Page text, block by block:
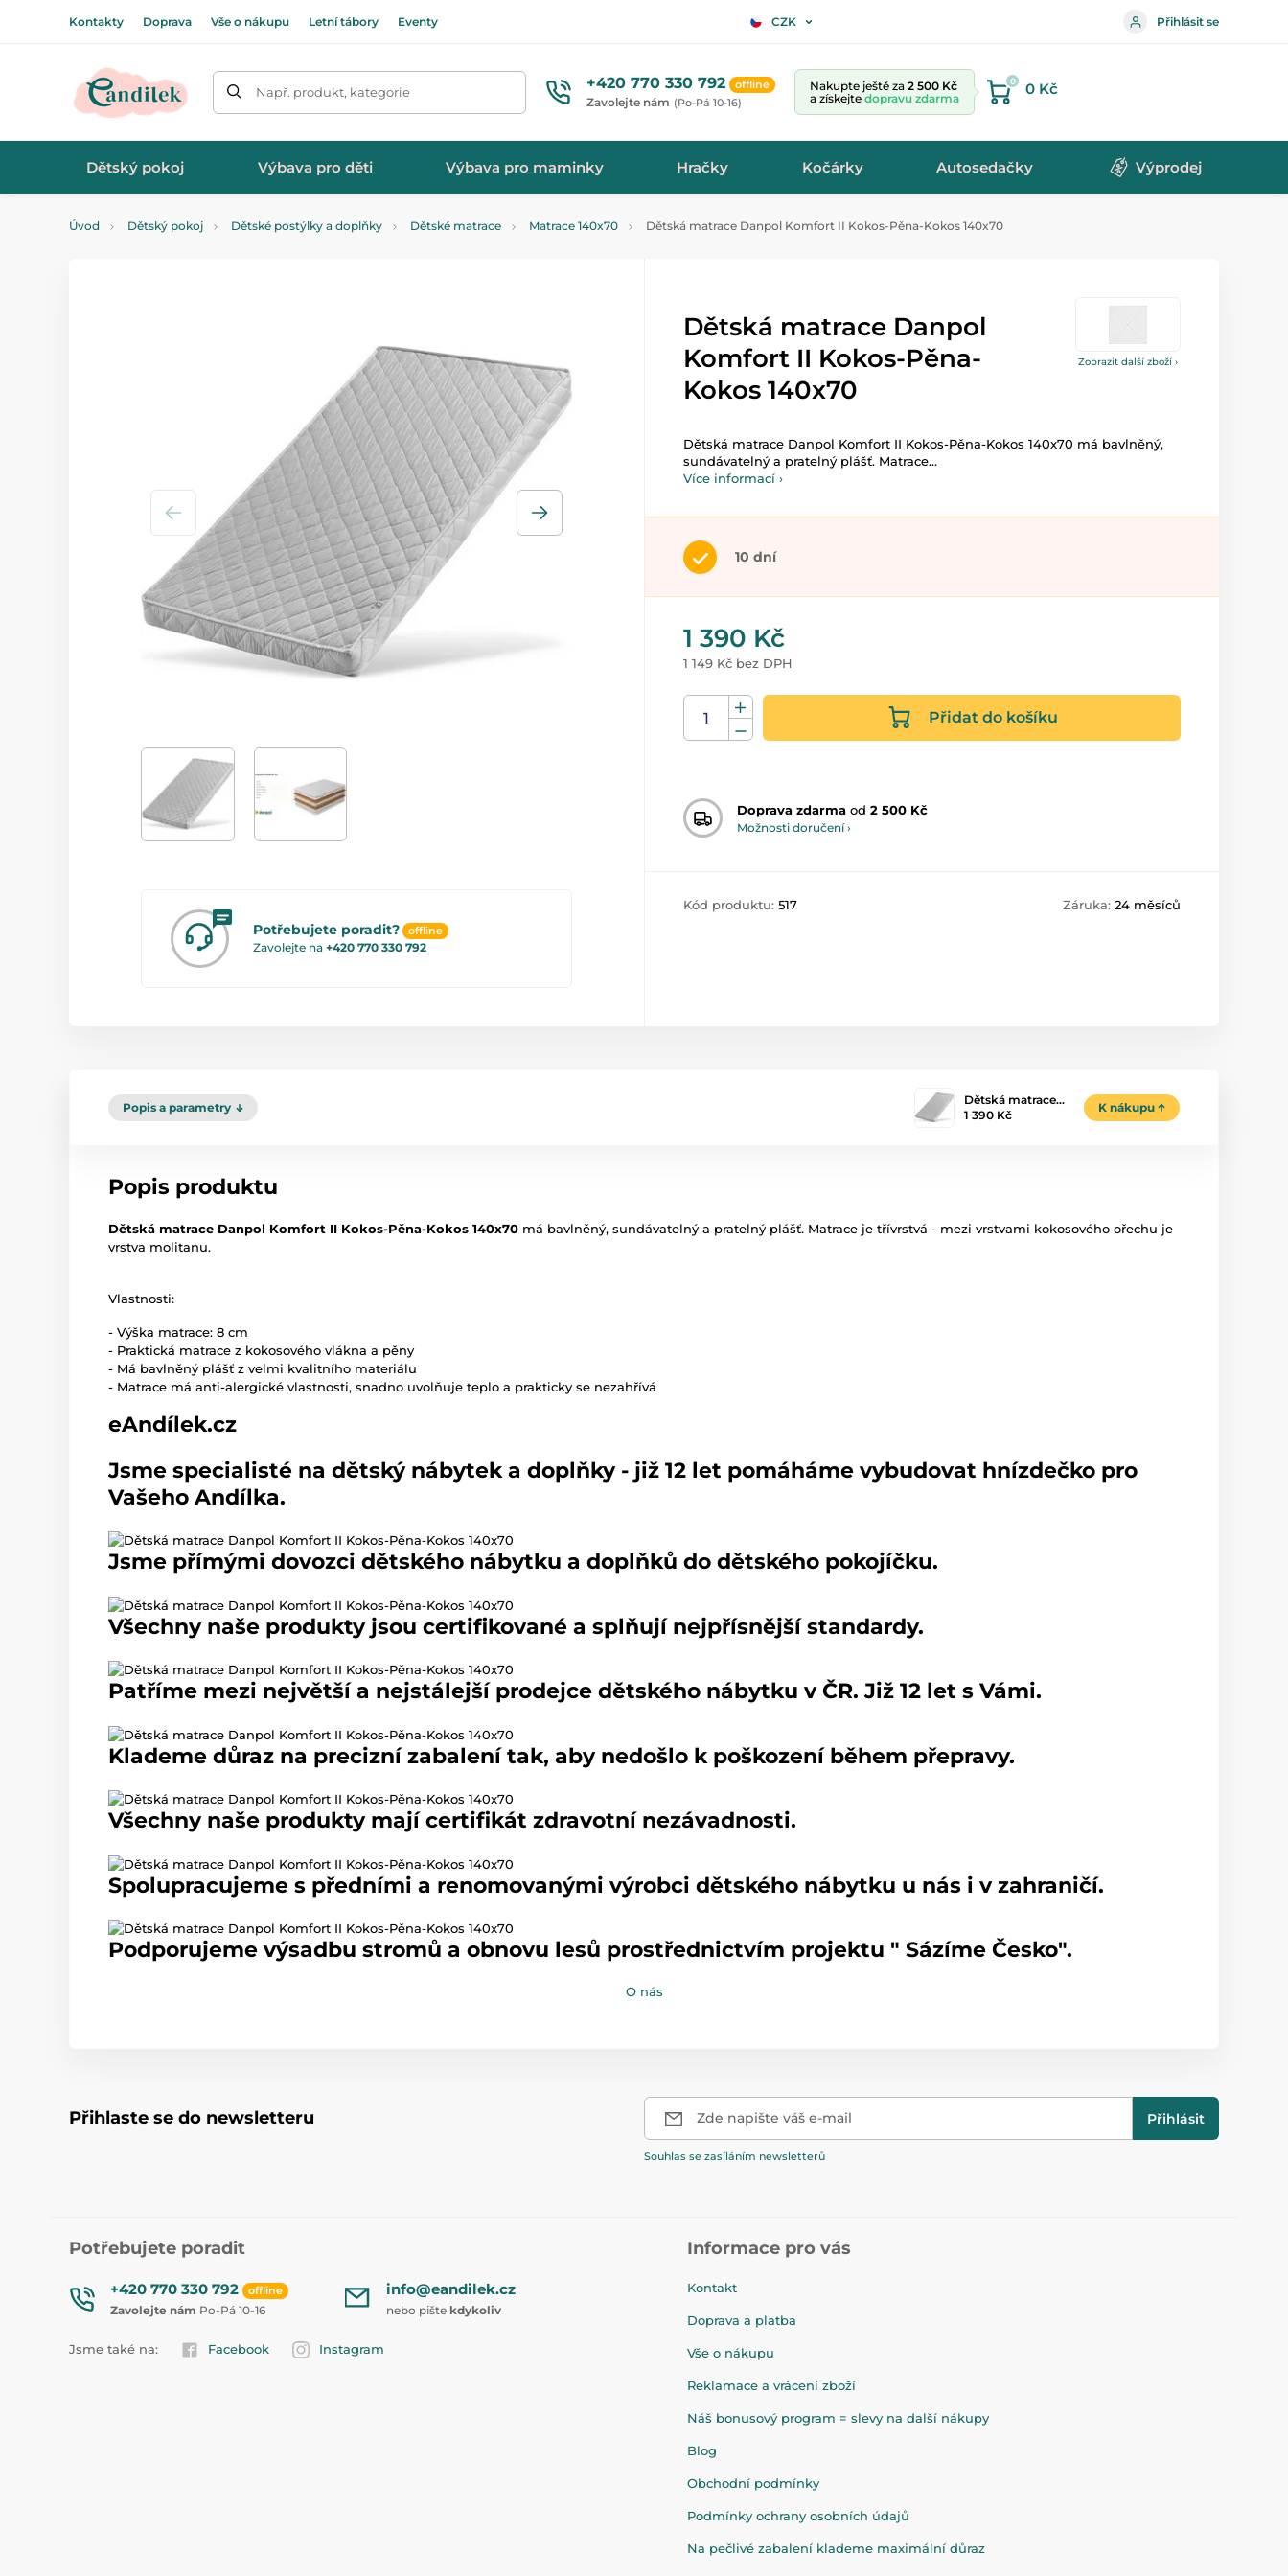
Kontakty Doprava Vše o nákupu Letní tábory Eventy CZK Přihlásit se
Např. produkt, kategorie +420 770 330 792 offline
Zavolejte nám (Po-Pá 10-16)
Nakupte ještě za 2 500 Kč
a získejte dopravu zdarma
0 0 Kč
Dětský pokoj Výbava pro děti Výbava pro maminky Hračky Kočárky Autosedačky Výprodej
Úvod Dětský pokoj Dětské postýlky a doplňky Dětské matrace Matrace 140x70 Dětská matrace Danpol Komfort II Kokos-Pěna-Kokos 140x70
Zobrazit další zboží ›
Potřebujete poradit? offline
Zavolejte na +420 770 330 792
Dětská matrace Danpol
Komfort II Kokos-Pěna-
Kokos 140x70
Dětská matrace Danpol Komfort II Kokos-Pěna-Kokos 140x70 má bavlněný,
sundávatelný a pratelný plášť. Matrace...
Více informací ›
10 dní
1 390 Kč
1 149 Kč bez DPH
Přidat do košíku
Doprava zdarma od 2 500 Kč
Možnosti doručení ›
Kód produktu: 517 Záruka: 24 měsíců
Popis a parametry
Dětská matrace…
1 390 Kč
K nákupu
Popis produktu
Dětská matrace Danpol Komfort II Kokos-Pěna-Kokos 140x70 má bavlněný, sundávatelný a pratelný plášť. Matrace je třívrstvá - mezi vrstvami kokosového ořechu je
vrstva molitanu.
Vlastnosti:
- Výška matrace: 8 cm
- Praktická matrace z kokosového vlákna a pěny
- Má bavlněný plášť z velmi kvalitního materiálu
- Matrace má anti-alergické vlastnosti, snadno uvolňuje teplo a prakticky se nezahřívá
eAndílek.cz
Jsme specialisté na dětský nábytek a doplňky - již 12 let pomáháme vybudovat hnízdečko pro
Vašeho Andílka.
Jsme přímými dovozci dětského nábytku a doplňků do dětského pokojíčku.
Všechny naše produkty jsou certifikované a splňují nejpřísnější standardy.
Patříme mezi největší a nejstálejší prodejce dětského nábytku v ČR. Již 12 let s Vámi.
Klademe důraz na precizní zabalení tak, aby nedošlo k poškození během přepravy.
Všechny naše produkty mají certifikát zdravotní nezávadnosti.
Spolupracujeme s předními a renomovanými výrobci dětského nábytku u nás i v zahraničí.
Podporujeme výsadbu stromů a obnovu lesů prostřednictvím projektu " Sázíme Česko".
O nás
Přihlaste se do newsletteru Zde napište váš e-mail Přihlásit
Souhlas se zasíláním newsletterů
Potřebujete poradit
+420 770 330 792 offline
Zavolejte nám Po-Pá 10-16
info@eandilek.cz
nebo pište kdykoliv
Jsme také na: Facebook Instagram
Informace pro vás
Kontakt
Doprava a platba
Vše o nákupu
Reklamace a vrácení zboží
Náš bonusový program = slevy na další nákupy
Blog
Obchodní podmínky
Podmínky ochrany osobních údajů
Na pečlivé zabalení klademe maximální důraz